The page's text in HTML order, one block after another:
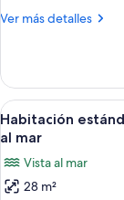
habitaciones,
al
mar
Ver más detalles
Más
familiar,
habitaciones,
cocina,
al
mar
Abrir
todas
fotos
de
9
Habitación
al mar
Vista al mar
28 m²